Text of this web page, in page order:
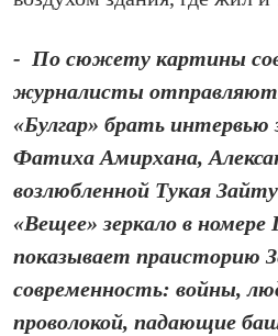
- По сюжету картины
журналисты
«Булгар» брать
Фатиха Амирхана,
возлюбленной Тукая
«Вещее» зеркало в номере
показывает праисторию
современность: войны,
проволокой, падающие